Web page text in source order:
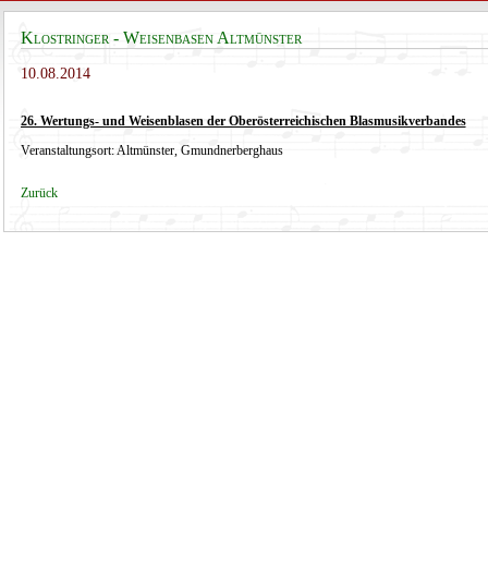
Klostringer - Weisenbasen Altmünster
10.08.2014
26. Wertungs- und Weisenblasen der Oberösterreichischen Blasmusikverbandes
Veranstaltungsort: Altmünster, Gmundnerberghaus
Zurück